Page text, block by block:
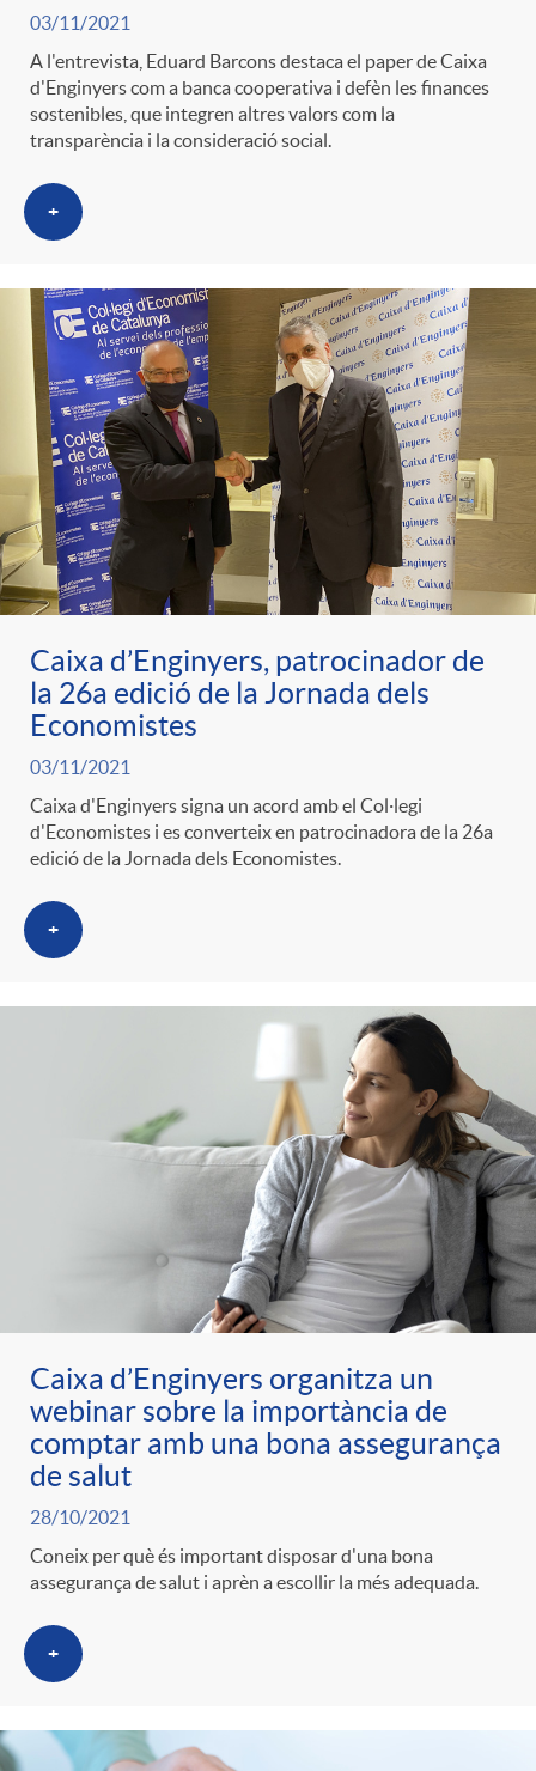
03/11/2021
A l'entrevista, Eduard Barcons destaca el paper de Caixa
d'Enginyers com a banca cooperativa i defèn les finances
sostenibles, que integren altres valors com la
transparència i la consideració social.
+
Caixa d’Enginyers, patrocinador de
la 26a edició de la Jornada dels
Economistes
03/11/2021
Caixa d'Enginyers signa un acord amb el Col·legi
d'Economistes i es converteix en patrocinadora de la 26a
edició de la Jornada dels Economistes.
+
Caixa d’Enginyers organitza un
webinar sobre la importància de
comptar amb una bona assegurança
de salut
28/10/2021
Coneix per què és important disposar d'una bona
assegurança de salut i aprèn a escollir la més adequada.
+